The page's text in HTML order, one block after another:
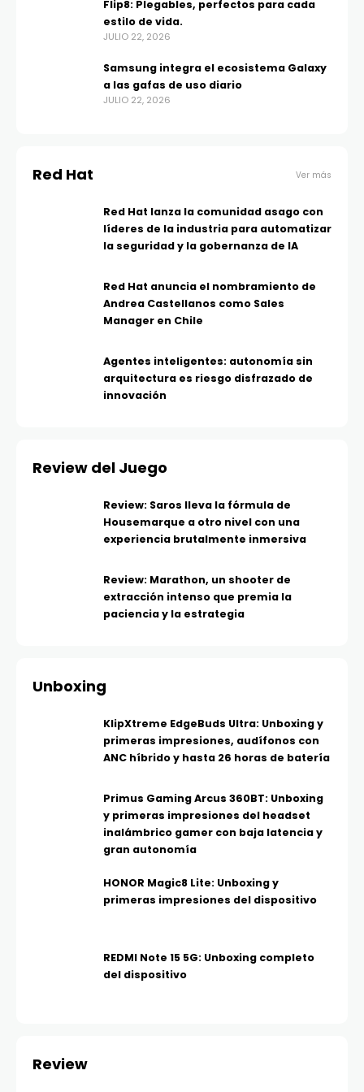
Flip8: Plegables, perfectos para cada
estilo de vida.
JULIO 22, 2026
Samsung integra el ecosistema Galaxy
a las gafas de uso diario
JULIO 22, 2026
Red Hat Ver más
Red Hat lanza la comunidad asago con
líderes de la industria para automatizar
la seguridad y la gobernanza de IA
Red Hat anuncia el nombramiento de
Andrea Castellanos como Sales
Manager en Chile
Agentes inteligentes: autonomía sin
arquitectura es riesgo disfrazado de
innovación
Review del Juego
Review: Saros lleva la fórmula de
Housemarque a otro nivel con una
experiencia brutalmente inmersiva
Review: Marathon, un shooter de
extracción intenso que premia la
paciencia y la estrategia
Unboxing
KlipXtreme EdgeBuds Ultra: Unboxing y
primeras impresiones, audífonos con
ANC híbrido y hasta 26 horas de batería
Primus Gaming Arcus 360BT: Unboxing
y primeras impresiones del headset
inalámbrico gamer con baja latencia y
gran autonomía
HONOR Magic8 Lite: Unboxing y
primeras impresiones del dispositivo
REDMI Note 15 5G: Unboxing completo
del dispositivo
Review